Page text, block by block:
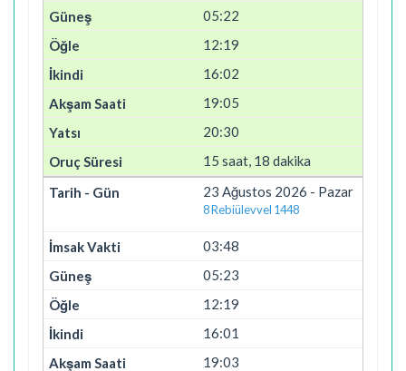
05:22
12:19
16:02
19:05
20:30
15 saat, 18 dakika
23 Ağustos 2026 - Pazar
8 Rebiülevvel 1448
03:48
05:23
12:19
16:01
19:03